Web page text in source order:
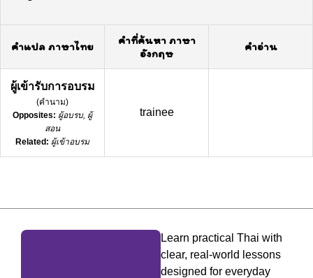
คำแปล ภาษาไทย
คำที่ค้นหา ภาษา
อังกฤษ
คำอ่าน
ผู้เข้ารับการอบรม
(คำนาม)
Opposites: ผู้อบรบ, ผู้
สอน
Related: ผู้เข้าอบรม
trainee
Learn practical Thai with
clear, real-world lessons
designed for everyday